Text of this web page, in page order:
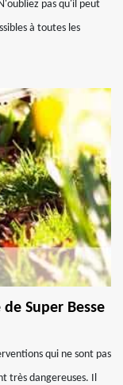
pas qu'il peut
à toutes les
Super Besse
qui ne sont pas
très dangereuses. Il